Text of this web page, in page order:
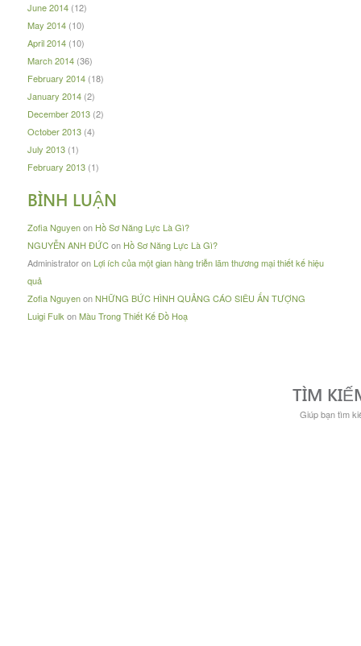
June 2014(12)
May 2014(10)
April 2014(10)
March 2014(36)
February 2014(18)
January 2014(2)
December 2013(2)
October 2013(4)
July 2013(1)
February 2013(1)
BÌNH LUẬN
Zofia Nguyenon Hồ Sơ Năng Lực Là Gì?
NGUYỄN ANH ĐỨCon Hồ Sơ Năng Lực Là Gì?
Administratoron Lợi ích của một gian hàng triễn lãm thương mại thiết kế hiệu
quả
Zofia NguyenonNHỮNG BỨC HÌNH QUẢNG CÁO SIÊU ẤN TƯỢNG
Luigi Fulk onMàu Trong Thiết Kế Đồ Hoạ
TÌM
Giúp bạn tìm